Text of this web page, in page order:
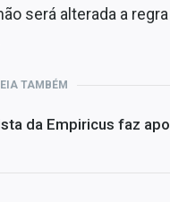
será alterada a
TAMBÉM
da Empiricus faz